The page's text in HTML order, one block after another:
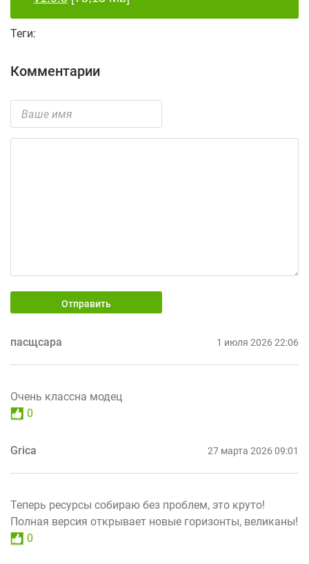
Теги:
Комментарии
Отправить
пасщсара 1 июля 2026 22:06
Очень классна модец
0
Grica 27 марта 2026 09:01
Теперь ресурсы собираю без проблем, это круто!
Полная версия открывает новые горизонты, великаны!
0